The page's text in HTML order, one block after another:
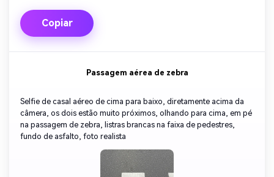
Copiar
Passagem aérea de zebra
Selfie de casal aéreo de cima para baixo, diretamente acima da
câmera, os dois estão muito próximos, olhando para cima, em pé
na passagem de zebra, listras brancas na faixa de pedestres,
fundo de asfalto, foto realista